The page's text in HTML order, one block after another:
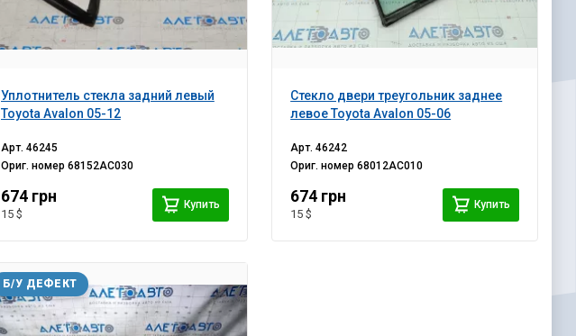
Уплотнитель стекла задний левый
Toyota Avalon 05-12
Арт. 46245
Ориг. номер 68152AC030
674 грн
15 $
Купить
Стекло двери треугольник заднее
левое Toyota Avalon 05-06
Арт.46242
Ориг. номер68012AC010
674 грн
15 $
Купить
Б/У ДЕФЕКТ